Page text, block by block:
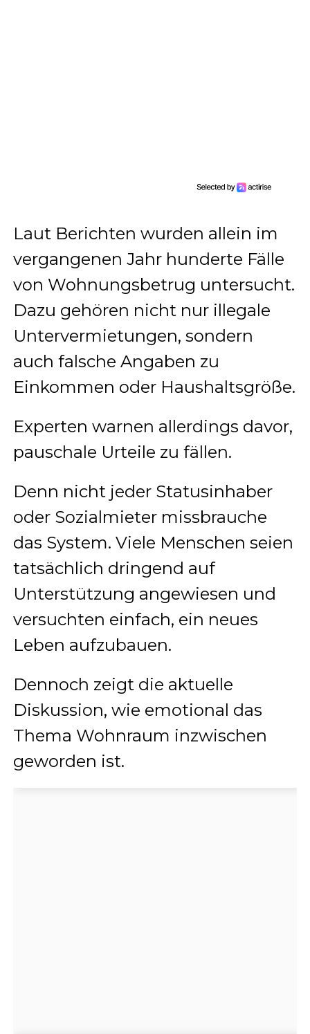
Laut Berichten wurden allein im
vergangenen Jahr hunderte Fälle
von Wohnungsbetrug untersucht.
Dazu gehören nicht nur illegale
Untervermietungen, sondern
auch falsche Angaben zu
Einkommen oder Haushaltsgröße.
Experten warnen allerdings davor,
pauschale Urteile zu fällen.
Denn nicht jeder Statusinhaber
oder Sozialmieter missbrauche
das System. Viele Menschen seien
tatsächlich dringend auf
Unterstützung angewiesen und
versuchten einfach, ein neues
Leben aufzubauen.
Dennoch zeigt die aktuelle
Diskussion, wie emotional das
Thema Wohnraum inzwischen
geworden ist.